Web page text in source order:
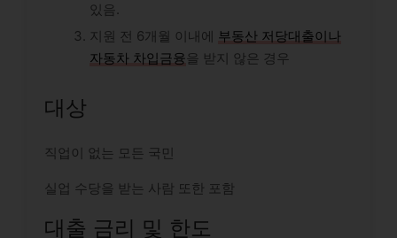
있음.
지원 전 6개월 이내에 부동산 저당대출이나
자동차 차입금융을 받지 않은 경우
대상
직업이 없는 모든 국민
실업 수당을 받는 사람 또한 포함
대출 금리 및 한도